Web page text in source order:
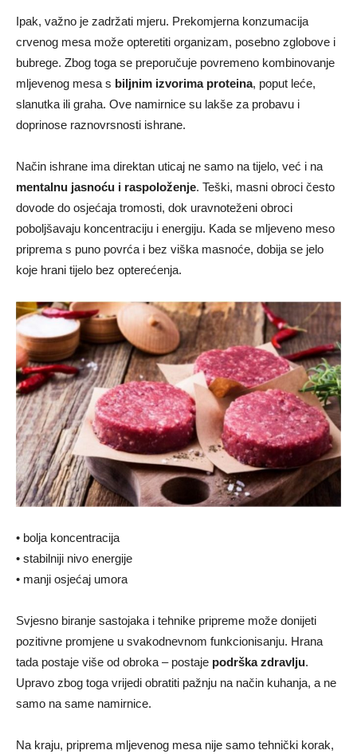
Ipak, važno je zadržati mjeru. Prekomjerna konzumacija
crvenog mesa može opteretiti organizam, posebno zglobove i
bubrege. Zbog toga se preporučuje povremeno kombinovanje
mljevenog mesa s biljnim izvorima proteina, poput leće,
slanutka ili graha. Ove namirnice su lakše za probavu i
doprinose raznovrsnosti ishrane.
Način ishrane ima direktan uticaj ne samo na tijelo, već i na
mentalnu jasnoću i raspoloženje. Teški, masni obroci često
dovode do osjećaja tromosti, dok uravnoteženi obroci
poboljšavaju koncentraciju i energiju. Kada se mljeveno meso
priprema s puno povrća i bez viška masnoće, dobija se jelo
koje hrani tijelo bez opterećenja.
• bolja koncentracija
• stabilniji nivo energije
• manji osjećaj umora
Svjesno biranje sastojaka i tehnike pripreme može donijeti
pozitivne promjene u svakodnevnom funkcionisanju. Hrana
tada postaje više od obroka – postaje podrška zdravlju.
Upravo zbog toga vrijedi obratiti pažnju na način kuhanja, a ne
samo na same namirnice.
Na kraju, priprema mljevenog mesa nije samo tehnički korak,